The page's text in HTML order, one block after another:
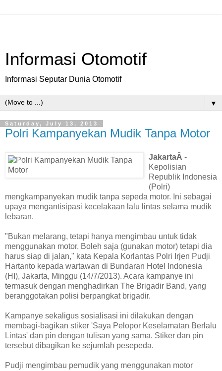
Informasi Otomotif
Informasi Seputar Dunia Otomotif
▼
Saturday, July 13, 2013
Polri Kampanyekan Mudik Tanpa Motor
JakartaÂ -
Kepolisian
Republik Indonesia
(Polri)
mengkampanyekan mudik tanpa sepeda motor. Ini sebagai
upaya mengantisipasi kecelakaan lalu lintas selama mudik
lebaran.
"Bukan melarang, tetapi hanya mengimbau untuk tidak
menggunakan motor. Boleh saja (gunakan motor) tetapi dia
harus siap di jalan," kata Kepala Korlantas Polri Irjen Pudji
Hartanto kepada wartawan di Bundaran Hotel Indonesia
(HI), Jakarta, Minggu (14/7/2013). Acara kampanye ini
termasuk dengan menghadirkan The Brigadir Band, yang
beranggotakan polisi berpangkat brigadir.
Kampanye sekaligus sosialisasi ini dilakukan dengan
membagi-bagikan stiker 'Saya Pelopor Keselamatan Berlalu
Lintas' dan pin dengan tulisan yang sama. Stiker dan pin
tersebut dibagikan ke sejumlah pesepeda.
Pudji mengimbau pemudik yang menggunakan motor